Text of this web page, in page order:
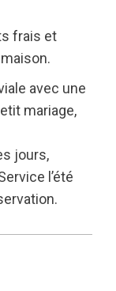
frais et
avec une
mariage,
jours,
l’été